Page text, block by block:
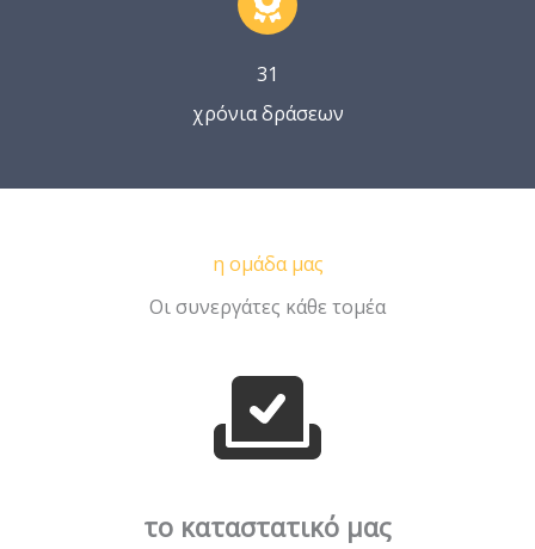
31
χρόνια δράσεων
η ομάδα μας
Οι συνεργάτες κάθε τομέα
το καταστατικό μας